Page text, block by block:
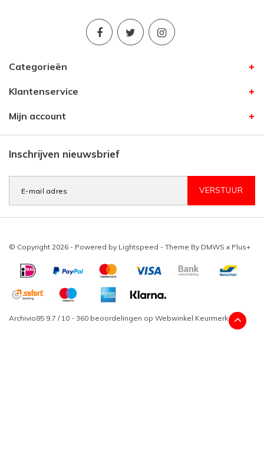
Categorieën
Klantenservice
Mijn account
Inschrijven nieuwsbrief
VERSTUUR
© Copyright 2026 - Powered by Lightspeed - Theme By DMWS x Plus+
Archivio85 9,7 / 10 - 360 beoordelingen op Webwinkel Keurmerk